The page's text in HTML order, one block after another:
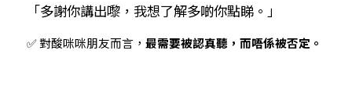
「多謝你講出嚟，我想了解多啲你點睇。」
✅ 對酸咪咪朋友而言， 最需要被認真聽，而唔係被否定。